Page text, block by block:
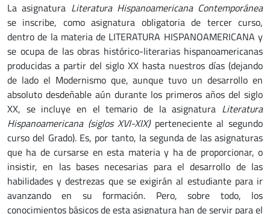
La asignatura Literatura Hispanoamericana Contemporánea
se inscribe, como asignatura obligatoria de tercer curso,
dentro de la materia de LITERATURA HISPANOAMERICANA y
se ocupa de las obras histórico-literarias hispanoamericanas
producidas a partir del siglo XX hasta nuestros días (dejando
de lado el Modernismo que, aunque tuvo un desarrollo en
absoluto desdeñable aún durante los primeros años del siglo
XX, se incluye en el temario de la asignatura Literatura
Hispanoamericana (siglos XVI-XIX)perteneciente al segundo
curso del Grado). Es, por tanto, la segunda de las asignaturas
que ha de cursarse en esta materia y ha de proporcionar, o
insistir, en las bases necesarias para el desarrollo de las
habilidades y destrezas que se exigirán al estudiante para ir
avanzando en su formación. Pero, sobre todo, los
conocimientos básicos de esta asignatura han de servir para el